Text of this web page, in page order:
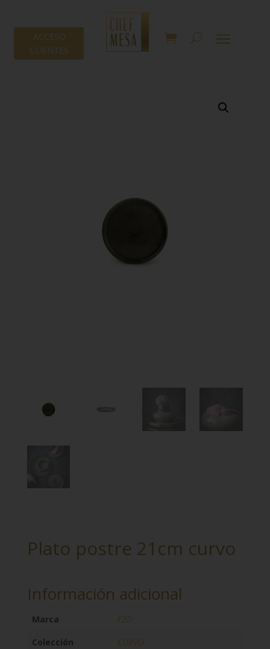
ACCESO
CLIENTES
Plato postre 21cm curvo
Información adicional
Marca
F2D
Colección
CURVO